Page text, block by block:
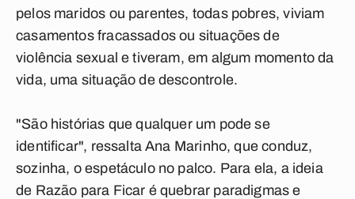
pelos maridos ou parentes, todas pobres, viviam
casamentos fracassados ou situações de
violência sexual e tiveram, em algum momento da
vida, uma situação de descontrole.
"São histórias que qualquer um pode se
identificar", ressalta Ana Marinho, que conduz,
sozinha, o espetáculo no palco. Para ela, a ideia
de Razão para Ficar é quebrar paradigmas e